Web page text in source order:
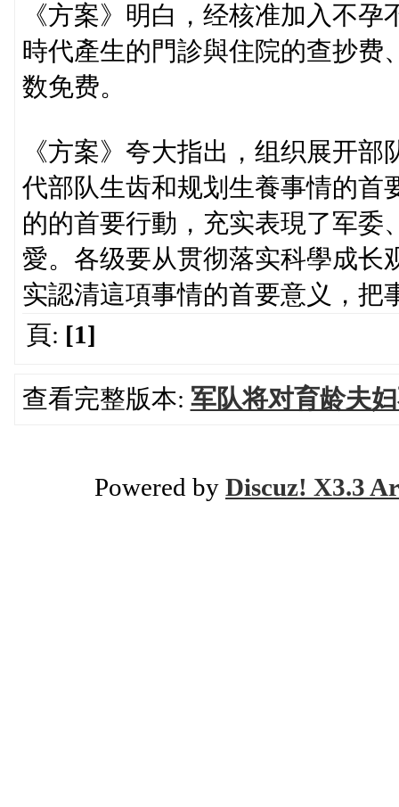
《方案》明白，经核准加入不
時代產生的門診與住院的查抄费
数免费。
《方案》夸大指出，组织展开
代部队生齿和规划生養事情的首
的的首要行動，充实表現了军委
愛。各级要从贯彻落实科學成长
实認清這項事情的首要意义，把
頁: [1]
查看完整版本: 军队将对育龄夫
Powered by Discuz! X3.3